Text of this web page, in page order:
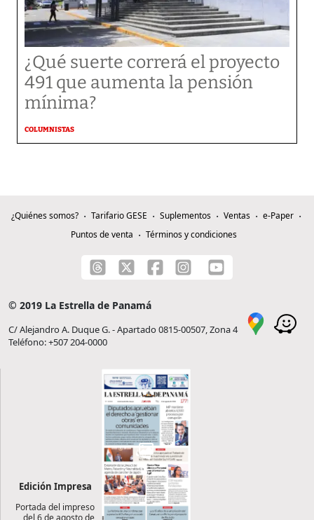
¿Qué suerte correrá el proyecto
491 que aumenta la pensión
mínima?
COLUMNISTAS
¿Quiénes somos? Tarifario GESE Suplementos Ventas
e-Paper
Puntos de venta
Términos y condiciones
© 2019 La Estrella de Panamá
C/ Alejandro A. Duque G. - Apartado 0815-00507, Zona 4
Teléfono: +507 204-0000
Edición Impresa
Portada del impreso
del 6 de agosto de